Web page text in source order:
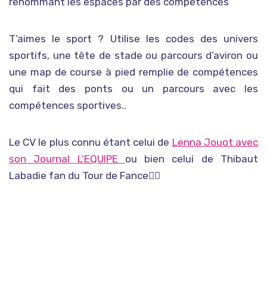
T’aimes le sport ? Utilise les codes des univers
sportifs, une tête de stade ou parcours d’aviron ou
une map de course à pied remplie de compétences
qui fait des ponts ou un parcours avec les
compétences sportives..
Le CV le plus connu étant celui de Lenna Jouot avec
son Journal L’EQUIPE ou bien celui de Thibaut
Labadie fan du Tour de Fance👇🏽